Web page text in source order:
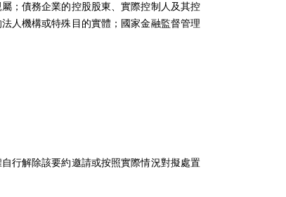
；債務企業的控股股東、實際控制人及其控
人機構或特殊目的實體；國家金融監督管理
行解除該要約邀請或按照實際情況對擬處置